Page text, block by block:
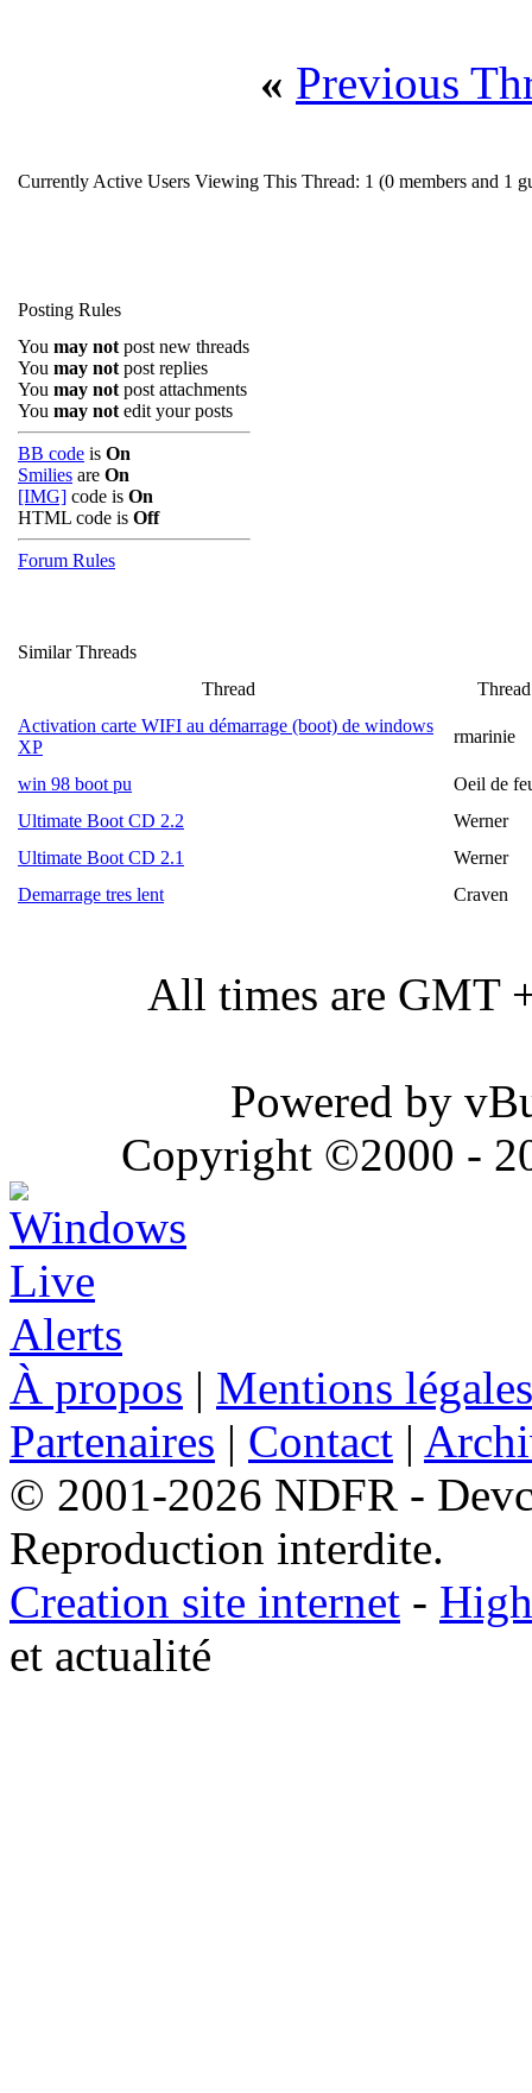
« Previous
Currently Active Users Viewing This Thread: 1 (0 members and 1
Posting Rules
You may not post new threads
You may not post replies
You may not post attachments
You may not edit your posts
BB code is On
Smilies are On
[IMG] code is On
HTML code is Off
Forum Rules
Similar Threads
Thread
Activation carte WIFI au démarrage (boot) de windows
XP
rmarinie
win 98 boot pu
Oeil de
Ultimate Boot CD 2.2
Werner
Ultimate Boot CD 2.1
Werner
Demarrage tres lent
Craven
All times are GMT
Powered by
Copyright ©2000 -
À propos | Mentions légales
Partenaires | Contact |
© 2001-2026 NDFR -
Reproduction interdite.
Creation site internet -
et actualité